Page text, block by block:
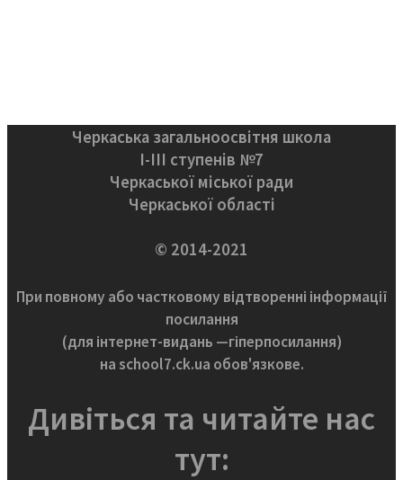
Черкаська загальноосвітня школа
І-ІІІ ступенів №7
Черкаської міської ради
Черкаської області
© 2014-2021
При повному або частковому відтворенні інформації
посилання
(для інтернет-видань —гіперпосилання)
на school7.ck.ua обов'язкове.
Дивіться та читайте нас
тут: